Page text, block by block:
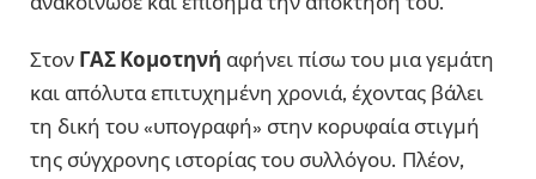
Στον ΓΑΣ Κομοτηνή αφήνει πίσω του μια γεμάτη
και απόλυτα επιτυχημένη χρονιά, έχοντας βάλει
τη δική του «υπογραφή» στην κορυφαία στιγμή
της σύγχρονης ιστορίας του συλλόγου. Πλέον,